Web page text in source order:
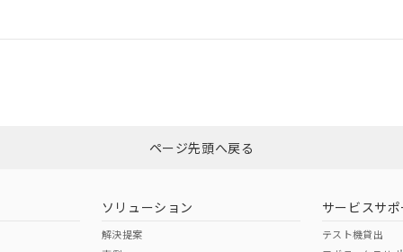
ダウンロードはこちら
（日本
（アメリカ
ページ先頭へ戻る
ソリューション
解決提案
サービスサポ
テスト機貸出